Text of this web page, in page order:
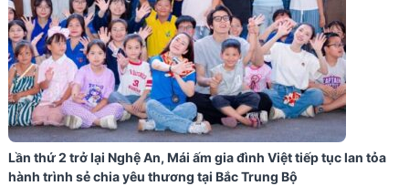
Lần thứ 2 trở lại Nghệ An, Mái ấm gia đình Việt tiếp tục lan tỏa
hành trình sẻ chia yêu thương tại Bắc Trung Bộ